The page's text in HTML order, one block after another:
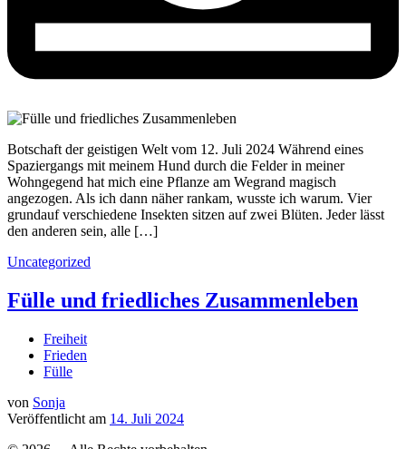
Botschaft der geistigen Welt vom 12. Juli 2024 Während eines
Spaziergangs mit meinem Hund durch die Felder in meiner
Wohngegend hat mich eine Pflanze am Wegrand magisch
angezogen. Als ich dann näher rankam, wusste ich warum. Vier
grundauf verschiedene Insekten sitzen auf zwei Blüten. Jeder lässt
den anderen sein, alle […]
Uncategorized
Fülle und friedliches Zusammenleben
Freiheit
Frieden
Fülle
von Sonja
Veröffentlicht am 14. Juli 2024